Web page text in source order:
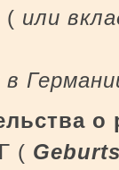
( или
в
о
(